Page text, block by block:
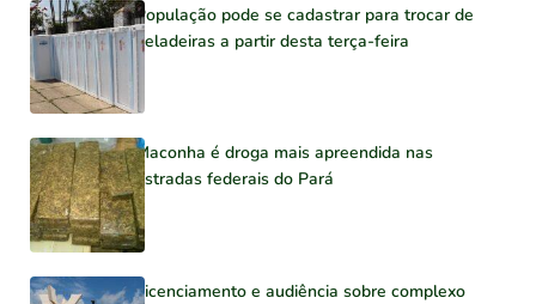
População pode se cadastrar para trocar de
geladeiras a partir desta terça-feira
Maconha é droga mais apreendida nas
estradas federais do Pará
Licenciamento e audiência sobre complexo